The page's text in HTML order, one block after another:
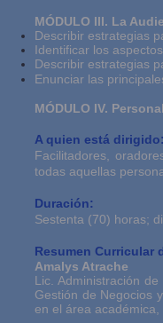
MÓDULO III. La
Describir estrategias
Identificar los
Describir estrategias
Enunciar las
MÓDULO IV.
A quien está dirigido:
Facilitadores,
todas aquellas
Duración:
Sestenta (70) horas;
Resumen Curricular
Amalys Atrache
Lic. Administración
Gestión de Negocios
en el área